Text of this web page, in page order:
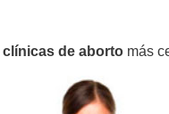
clínicas de aborto más